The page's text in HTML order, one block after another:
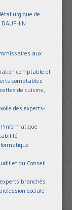
de
aux
comptable et
comptables
de cuisine,
des experts-
l'informatique
et du Conseil
branchés
sociale